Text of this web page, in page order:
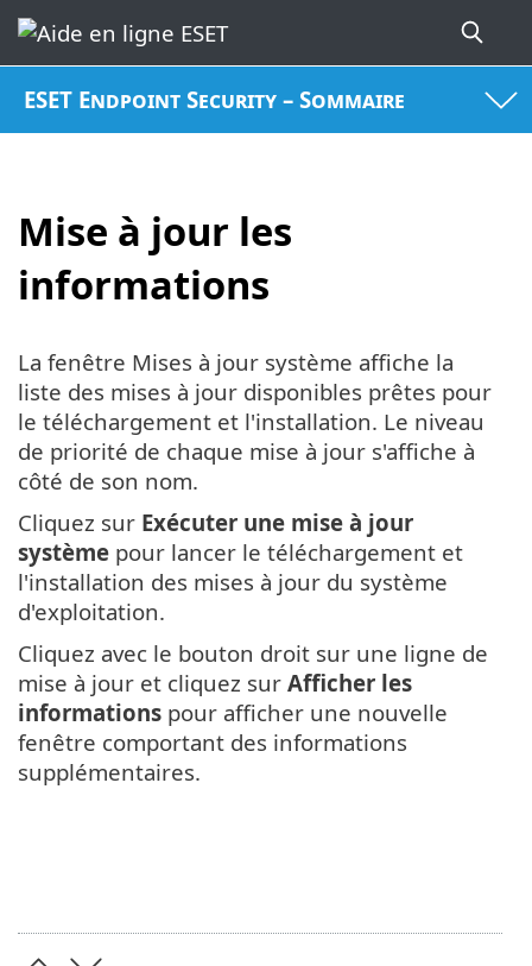
ESET Endpoint Security – Sommaire
Mise à jour les
informations
La fenêtre Mises à jour système affiche la
liste des mises à jour disponibles prêtes pour
le téléchargement et l'installation. Le niveau
de priorité de chaque mise à jour s'affiche à
côté de son nom.
Cliquez sur Exécuter une mise à jour
système pour lancer le téléchargement et
l'installation des mises à jour du système
d'exploitation.
Cliquez avec le bouton droit sur une ligne de
mise à jour et cliquez sur Afficher les
informations pour afficher une nouvelle
fenêtre comportant des informations
supplémentaires.